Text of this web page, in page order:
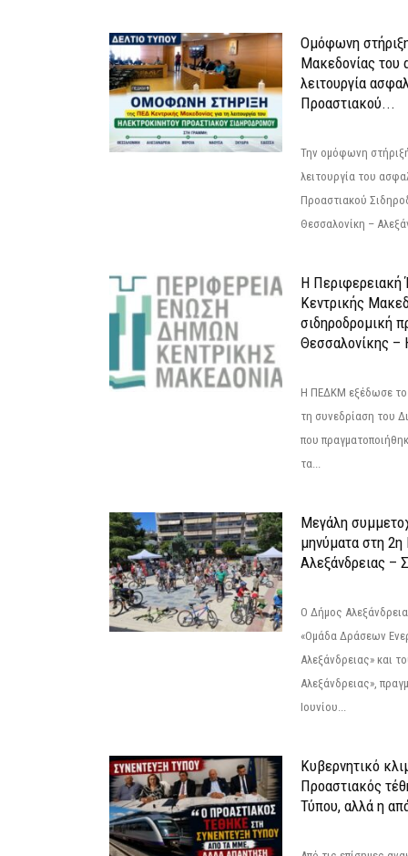
Ομόφωνη
Μακεδονίας του
λειτουργία
Προαστιακού...
Την ομόφωνη
λειτουργία του
Προαστιακού
Θεσσαλονίκη –
Η
Κεντρικής
σιδηροδρομική
Θεσσαλονίκης –
Η ΠΕΔΚΜ εξέδωσε το
τη συνεδρίαση του
που
τα...
Μεγάλη
μηνύματα στη
Αλεξάνδρειας –
Ο Δήμος
«Ομάδα Δράσεων
Αλεξάνδρειας» και
Αλεξάνδρειας»,
Ιουνίου...
Κυβερνητικό
Προαστιακός
Τύπου, αλλά η